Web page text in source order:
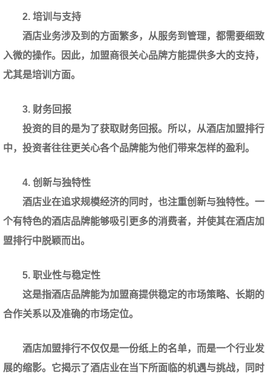
2. 培训与支持
酒店业务涉及到的方面繁多，从服务到管理，都需要细致
入微的操作。因此，加盟商很关心品牌方能提供多大的支持，
尤其是培训方面。
3. 财务回报
投资的目的是为了获取财务回报。所以，从酒店加盟排行
中，投资者往往更关心各个品牌能为他们带来怎样的盈利。
4. 创新与独特性
酒店业在追求规模经济的同时，也注重创新与独特性。一
个有特色的酒店品牌能够吸引更多的消费者，并使其在酒店加
盟排行中脱颖而出。
5. 职业性与稳定性
这是指酒店品牌能为加盟商提供稳定的市场策略、长期的
合作关系以及准确的市场定位。
酒店加盟排行不仅仅是一份纸上的名单，而是一个行业发
展的缩影。它揭示了酒店业在当下所面临的机遇与挑战，同时